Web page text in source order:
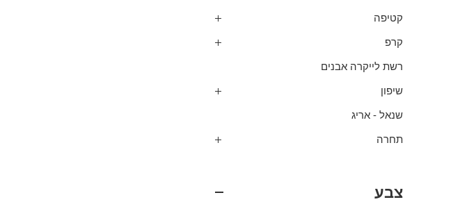
קטיפה
קרפ
רשת לייקרה אבנים
שיפון
שנאל - אריג
תחרה
צבע